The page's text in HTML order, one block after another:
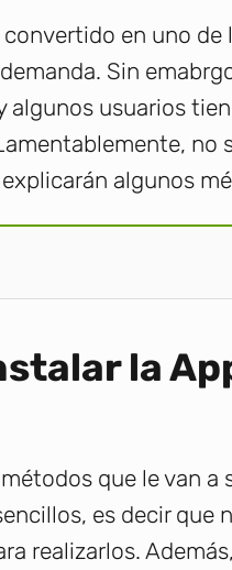
en uno de
Sin
algunos usuarios
no
algunos
la
que le van a
es decir que
realizarlos.